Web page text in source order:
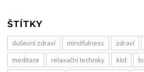
ŠTÍTKY
duševní zdraví mindfulness zdraví
meditace
relaxační techniky klid